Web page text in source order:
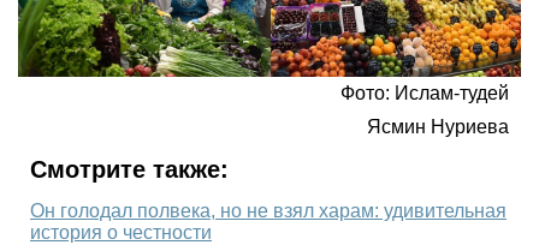
Фото: Ислам-тудей
Ясмин Нуриева
Смотрите также:
Он голодал полвека, но не взял харам: удивительная
история о честности